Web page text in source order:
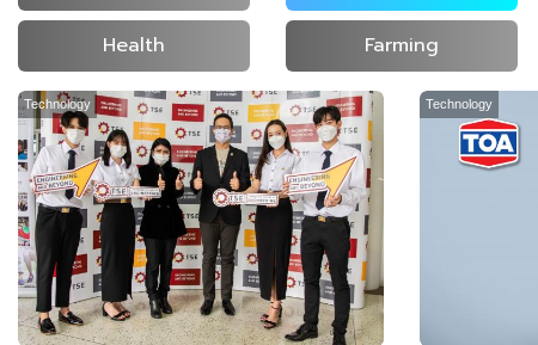
Health Farming
Technology Technology